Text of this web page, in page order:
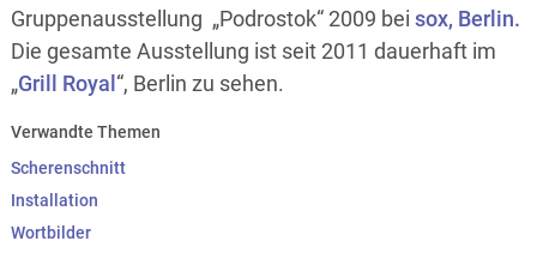
Gruppenausstellung „Podrostok“ 2009 bei sox, Berlin.
Die gesamte Ausstellung ist seit 2011 dauerhaft im
„Grill Royal“, Berlin zu sehen.
Verwandte Themen
Scherenschnitt
Installation
Wortbilder